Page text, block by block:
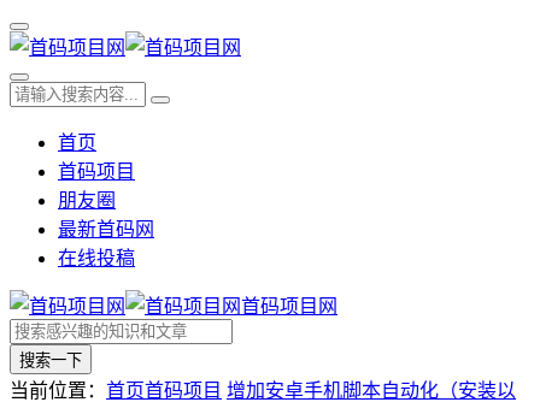
首页
首码项目
朋友圈
最新首码网
在线投稿
首码项目网
搜索一下
当前位置： 首页首码项目 增加安卓手机脚本自动化（安装以